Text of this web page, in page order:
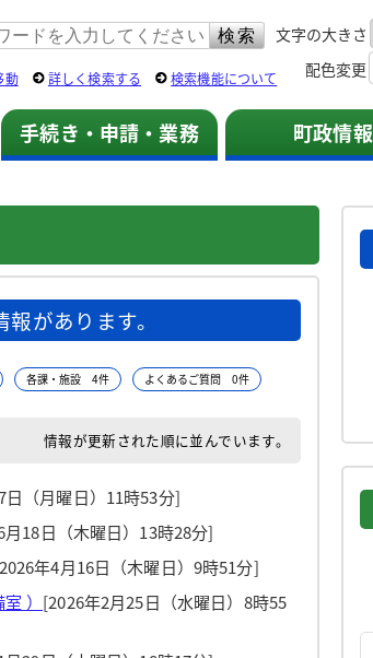
ームページ 文字の大きさ
配色変更
動 詳しく検索する 検索機能について
手続き・申請・業務 町政情報
があります。
各課・施設 4件 よくあるご質問 0件
情報が更新された順に並んでいます。
日（月曜日）11時53分]
月18日（木曜日）13時28分]
年4月16日（木曜日）9時51分]
） [2026年2月25日（水曜日）8時55